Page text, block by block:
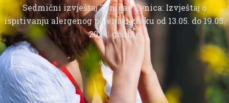
Sedmični izvještaj Zenica/ Zenica: Izvještaj o
ispitivanju alergenog polena u zraku od 13.05. do 19.05.
2024. godine